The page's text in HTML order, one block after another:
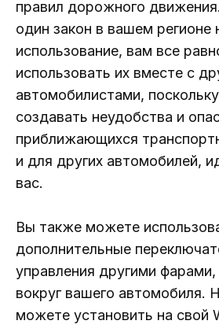
правил дорожного
один закон в вашем регионе
использование, вам все
использовать их вместе с
автомобилистами,
создавать неудобства и
приближающихся
и для других автомобилей,
вас.
Вы также можете
дополнительные
управления другими
вокруг вашего автомобиля.
можете установить на свой